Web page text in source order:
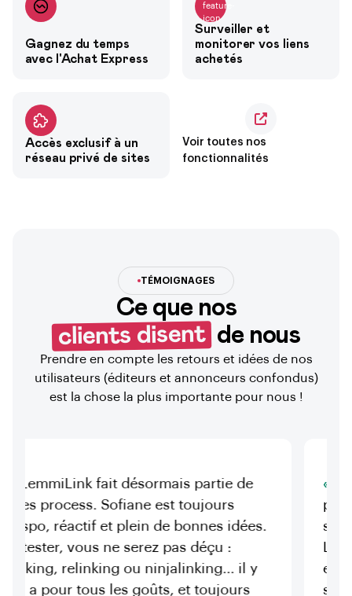
Gagnez du temps
avec l'Achat Express
Surveiller et
monitorer vos liens
achetés
Accès exclusif à un
réseau privé de sites
Voir toutes nos
fonctionnalités
TÉMOIGNAGES
Ce que nos
clients disent de nous
Prendre en compte les retours et idées de nos
utilisateurs (éditeurs et annonceurs confondus)
est la chose la plus importante pour nous !
fait désormais partie de
Sofiane est toujours
réactif et plein de bonnes idées.
vous ne serez pas déçu :
relinking ou ninjalinking... il y
tous les goûts, et toujours
En tant
permis
spots
efficaces
sont